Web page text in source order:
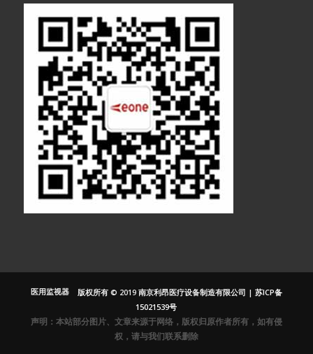
内窥镜显示器
医用监视器
器
版权所有 © 2019 南京利昂医疗设备制造有限公司 | 苏ICP备
15021539号
声明：本站部分图片、文章来源于网络，版权归原作者所有，如有侵
权，请与我们联系删除